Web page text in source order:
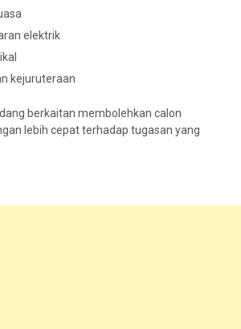
elektrik
kejuruteraan
berkaitan membolehkan calon
lebih cepat terhadap tugasan yang